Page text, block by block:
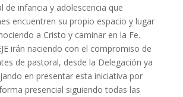
de infancia y adolescencia que
encuentren su propio espacio y lugar
a Cristo y caminar en la Fe.
irán naciendo con el compromiso de
de pastoral, desde la Delegación ya
en presentar esta iniciativa por
presencial siguiendo todas las